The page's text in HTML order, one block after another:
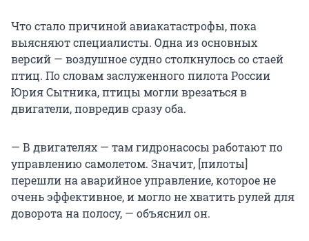
Что стало причиной авиакатастрофы, пока
выясняют специалисты. Одна из основных
версий — воздушное судно столкнулось со стаей
птиц. По словам заслуженного пилота России
Юрия Сытника, птицы могли врезаться в
двигатели, повредив сразу оба.
— В двигателях — там гидронасосы работают по
управлению самолетом. Значит, [пилоты]
перешли на аварийное управление, которое не
очень эффективное, и могло не хватить рулей для
доворота на полосу, — объяснил он.